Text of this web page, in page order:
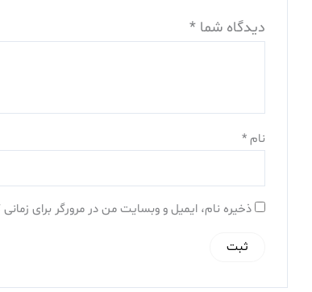
دیدگاه شما*
نام*
ذخیره نام، ایمیل و وبسایت من در مرورگر برای